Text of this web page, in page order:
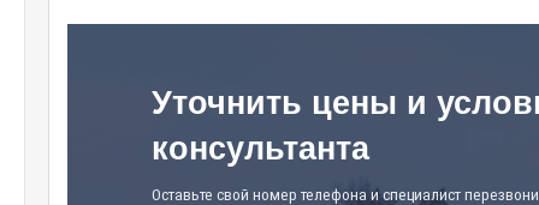
Уточнить цены и
консультанта
Оставьте свой номер телефона и специалист